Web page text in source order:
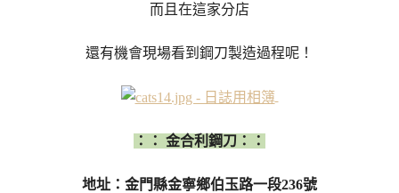
而且在這家分店
還有機會現場看到鋼刀製造過程呢！
：： 金合利鋼刀：：
地址：金門縣金寧鄉伯玉路一段236號